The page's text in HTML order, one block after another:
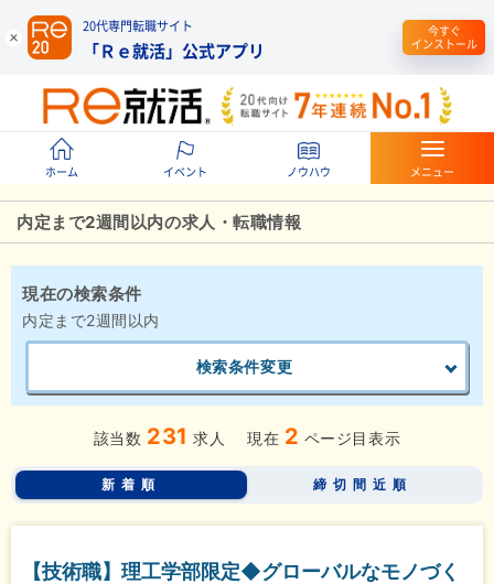
20代専門転職サイト
「Ｒｅ就活」公式アプリ
今すぐ
インストール
ホーム イベント ノウハウ メニュー
内定まで2週間以内の求人・転職情報
現在の検索条件
内定まで2週間以内
検索条件変更
該当数 231 求人 現在 2 ページ目表示
新着順 締切間近順
【技術職】理工学部限定◆グローバルなモノづく